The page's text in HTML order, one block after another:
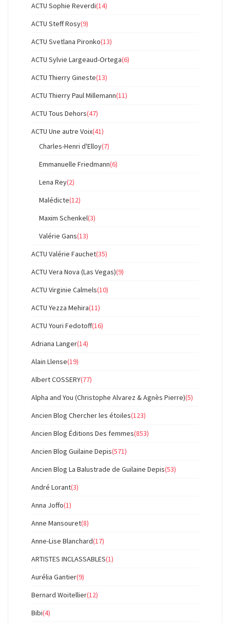
ACTU Sophie Reverdi(14)
ACTU Steff Rosy(9)
ACTU Svetlana Pironko(13)
ACTU Sylvie Largeaud-Ortega(6)
ACTU Thierry Gineste(13)
ACTU Thierry Paul Millemann(11)
ACTU Tous Dehors(47)
ACTU Une autre Voix(41)
Charles-Henri d'Elloy(7)
Emmanuelle Friedmann(6)
Lena Rey(2)
Malédicte(12)
Maxim Schenkel(3)
Valérie Gans(13)
ACTU Valérie Fauchet(35)
ACTU Vera Nova (Las Vegas)(9)
ACTU Virginie Calmels(10)
ACTU Yezza Mehira(11)
ACTU Youri Fedotoff(16)
Adriana Langer(14)
Alain Llense(19)
Albert COSSERY(77)
Alpha and You (Christophe Alvarez & Agnès Pierre)(5)
Ancien Blog Chercher les étoiles(123)
Ancien Blog Éditions Des femmes(853)
Ancien Blog Guilaine Depis(571)
Ancien Blog La Balustrade de Guilaine Depis(53)
André Lorant(3)
Anna Joffo(1)
Anne Mansouret(8)
Anne-Lise Blanchard(17)
ARTISTES INCLASSABLES(1)
Aurélia Gantier(9)
Bernard Woitellier(12)
Bibi(4)